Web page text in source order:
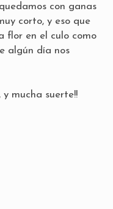
con ganas
corto, y eso que
flor en el culo como
algún día nos
mucha suerte!!